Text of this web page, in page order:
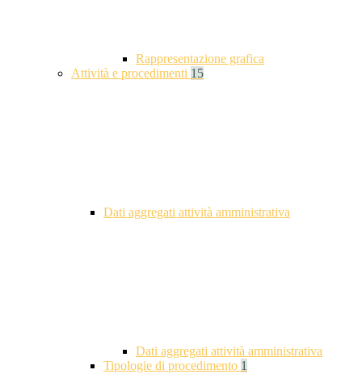
Rappresentazione grafica
Attività e procedimenti 15
Dati aggregati attività amministrativa
Dati aggregati attività amministrativa
Tipologie di procedimento 1